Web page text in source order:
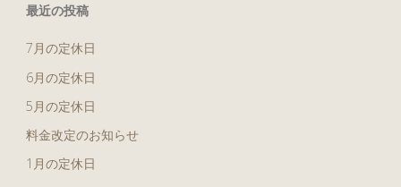
最近の投稿
7月の定休日
6月の定休日
5月の定休日
料金改定のお知らせ
1月の定休日